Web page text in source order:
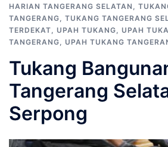
HARIAN TANGERANG SELATAN ,
TANGERANG, TUKANG TANGERANG
TERDEKAT, UPAH TUKANG, UPAH
TANGERANG, UPAH TUKANG
Tukang
Tangerang
Serpong